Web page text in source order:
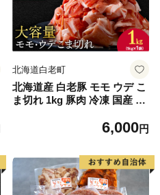
北海道白老町
北海道産 白老豚 モモ ウデ こ
ま切れ 1kg 豚肉 冷凍 国産 ス
6,000円